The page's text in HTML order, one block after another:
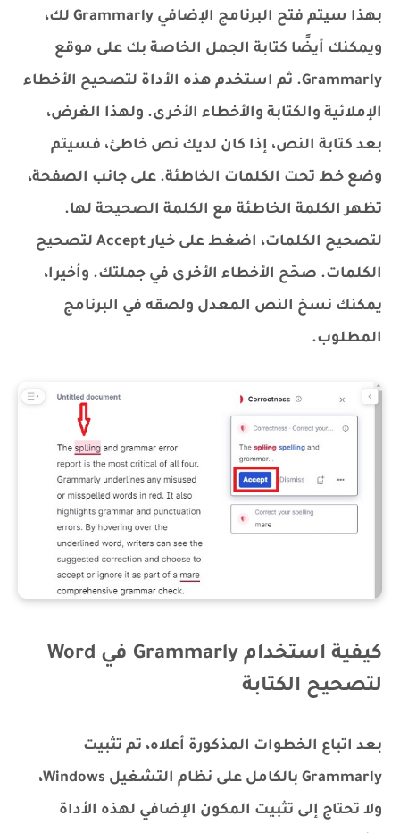
بهذا سيتم فتح البرنامج الإضافي Grammarly لك،
ويمكنك أيضًا كتابة الجمل الخاصة بك على موقع
Grammarly. ثم استخدم هذه الأداة لتصحيح الأخطاء
الإملائية والكتابة والأخطاء الأخرى. ولهذا الغرض،
بعد كتابة النص، إذا كان لديك نص خاطئ، فسيتم
وضع خط تحت الكلمات الخاطئة. على جانب الصفحة،
تظهر الكلمة الخاطئة مع الكلمة الصحيحة لها.
لتصحيح الكلمات، اضغط على خيار Accept لتصحيح
الكلمات. صحّح الأخطاء الأخرى في جملتك. وأخيرا،
يمكنك نسخ النص المعدل ولصقه في البرنامج
المطلوب.
كيفية استخدام Grammarly في Word
لتصحيح الكتابة
بعد اتباع الخطوات المذكورة أعلاه، تم تثبيت
Grammarly بالكامل على نظام التشغيل Windows،
ولا تحتاج إلى تثبيت المكون الإضافي لهذه الأداة